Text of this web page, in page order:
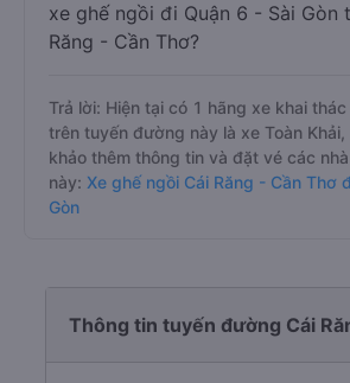
xe ghế ngồi đi Quận 6 - Sài Gòn
Răng - Cần Thơ?
Trả lời: Hiện tại có 1 hãng xe khai
trên tuyến đường này là xe Toàn
khảo thêm thông tin và đặt vé các
này: Xe ghế ngồi Cái Răng - Cần Thơ
Gòn
Thông tin tuyến đường Cái